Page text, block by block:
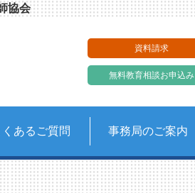
協会
資料請求
無料教育相談お申込み
くあるご質問 事務局のご案内